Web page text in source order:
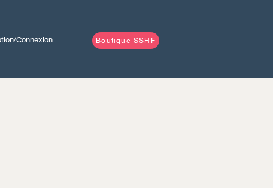
Boutique SSHF
Connexion